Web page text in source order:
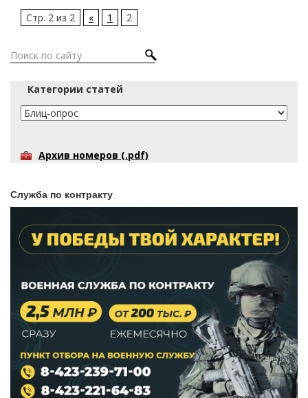
Стр. 2 из 2 « 1 2
Категории статей
Архив номеров (.pdf)
Служба по контракту